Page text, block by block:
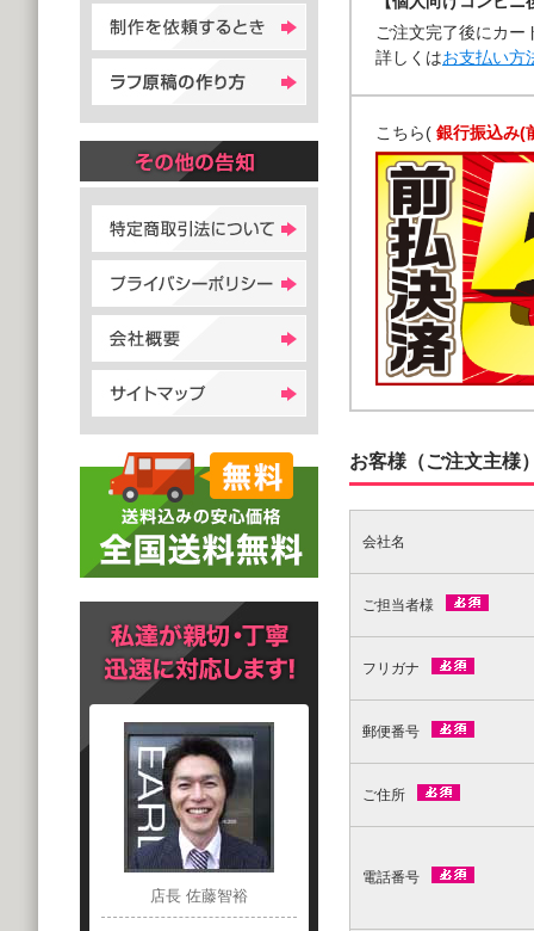
ご注文完了後にカー
詳しくはお支払い方
こちら( 銀行振込み(
お客様（ご注文主様
会社名
ご担当者様
フリガナ
郵便番号
ご住所
電話番号
店長 佐藤智裕